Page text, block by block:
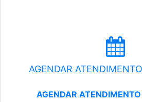
AGENDAR
AGENDAR